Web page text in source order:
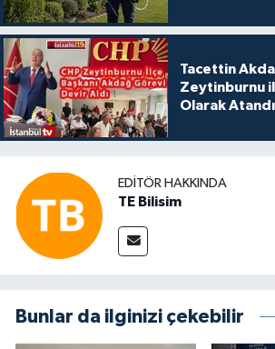
Tacettin
Zeytinburnu
Olarak Atandı
EDITÖR HAKKINDA
TE Bilisim
Bunlar da ilginizi çekebilir